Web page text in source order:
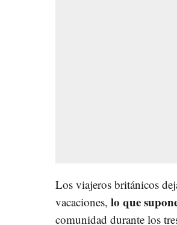
Los viajeros británicos
vacaciones, lo que
comunidad durante los